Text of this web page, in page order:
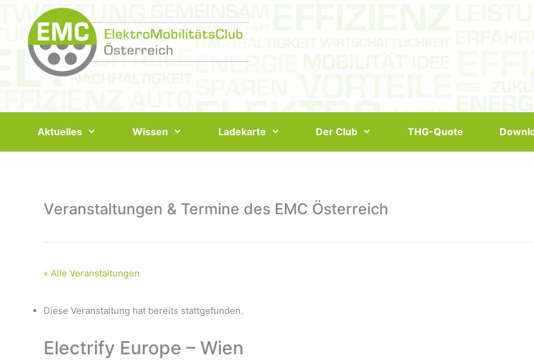
Aktuelles Wissen Ladekarte Der Club THG-Quote
Veranstaltungen & Termine des EMC Österreich
« Alle Veranstaltungen
Diese Veranstaltung hat bereits stattgefunden.
Electrify Europe – Wien